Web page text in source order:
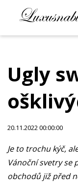
Ugly
20.11.2022 00:00:00
Je to trochu kýč,
Vánoční svetry se
obchodů již před